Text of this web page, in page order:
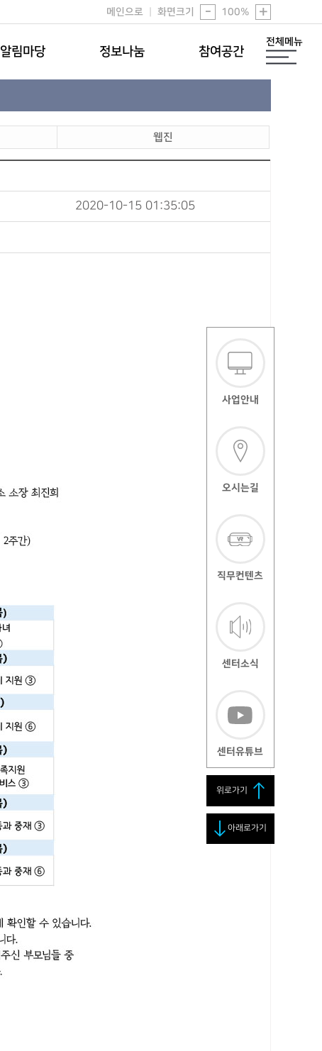
메인으로 화면크기 - 100% +
알림마당 정보나눔 참여공간
전체메뉴
사업안내
오시는길
직무컨텐츠
센터소식
센터유튜브
위로가기
아래로가기
웹진
2020-10-15 01:35:05